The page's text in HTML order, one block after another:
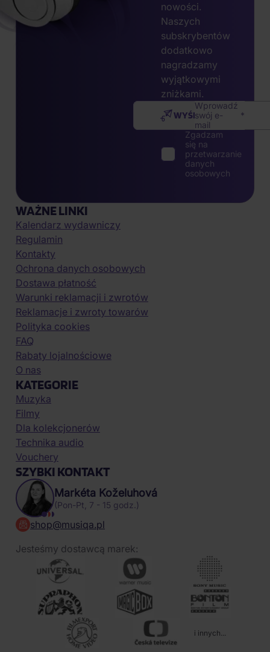
nowości.
Naszych
subskrybentów
dodatkowo
nagradzamy
wyjątkowymi
zniżkami.
Wprowadź
swój e-
mail
WYŚLIJ
Zgadzam
się na
przetwarzanie
danych
osobowych
WAŻNE LINKI
Kalendarz wydawniczy
Regulamin
Kontakty
Ochrona danych osobowych
Dostawa płatność
Warunki reklamacji i zwrotów
Reklamacje i zwroty towarów
Polityka cookies
FAQ
Rabaty lojalnościowe
O nas
KATEGORIE
Muzyka
Filmy
Dla kolekcjonerów
Technika audio
Vouchery
SZYBKI KONTAKT
Markéta Koželuhová
(Pon-Pt, 7 - 15 godz.)
shop@musiqa.pl
Jesteśmy dostawcą marek:
i innych...